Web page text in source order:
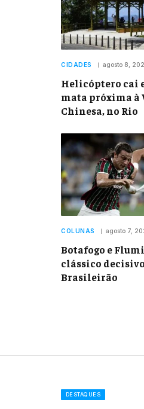
CIDADES agosto 8,
Helicóptero cai
mata próxima à
Chinesa, no Rio
COLUNAS agosto 7,
Botafogo e
clássico
Brasileirão
DESTAQUES